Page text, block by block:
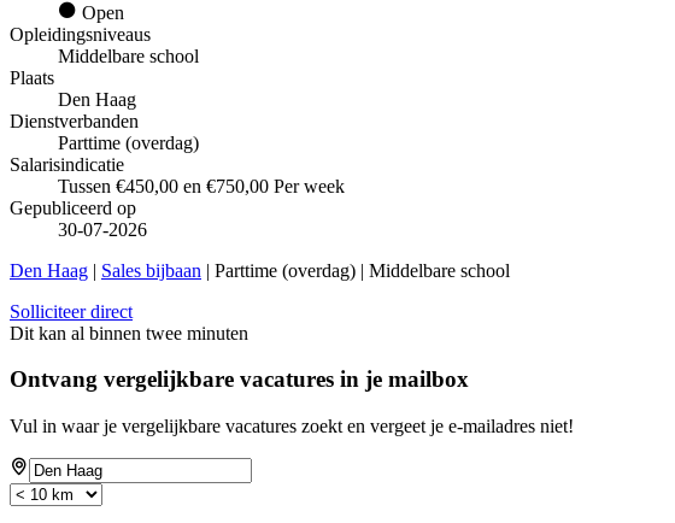
Open
Opleidingsniveaus
Middelbare school
Plaats
Den Haag
Dienstverbanden
Parttime (overdag)
Salarisindicatie
Tussen €450,00 en €750,00 Per week
Gepubliceerd op
30-07-2026
Den Haag | Sales bijbaan | Parttime (overdag) | Middelbare school
Solliciteer direct
Dit kan al binnen twee minuten
Ontvang vergelijkbare vacatures in je mailbox
Vul in waar je vergelijkbare vacatures zoekt en vergeet je e-mailadres niet!
If
you
are